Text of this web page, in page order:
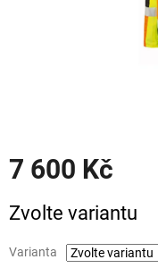
7 600 Kč
cena:
Zvolte variantu
Varianta